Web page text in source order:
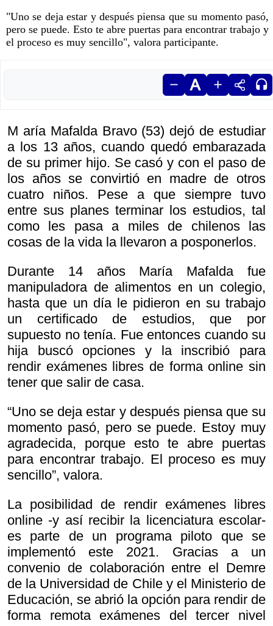
"Uno se deja estar y después piensa que su momento pasó,
pero se puede. Esto te abre puertas para encontrar trabajo y
el proceso es muy sencillo", valora participante.
M aría Mafalda Bravo (53) dejó de estudiar
a los 13 años, cuando quedó embarazada
de su primer hijo. Se casó y con el paso de
los años se convirtió en madre de otros
cuatro niños. Pese a que siempre tuvo
entre sus planes terminar los estudios, tal
como les pasa a miles de chilenos las
cosas de la vida la llevaron a posponerlos.
Durante 14 años María Mafalda fue
manipuladora de alimentos en un colegio,
hasta que un día le pidieron en su trabajo
un certificado de estudios, que por
supuesto no tenía. Fue entonces cuando su
hija buscó opciones y la inscribió para
rendir exámenes libres de forma online sin
tener que salir de casa.
“Uno se deja estar y después piensa que su
momento pasó, pero se puede. Estoy muy
agradecida, porque esto te abre puertas
para encontrar trabajo. El proceso es muy
sencillo”, valora.
La posibilidad de rendir exámenes libres
online -y así recibir la licenciatura escolar-
es parte de un programa piloto que se
implementó este 2021. Gracias a un
convenio de colaboración entre el Demre
de la Universidad de Chile y el Ministerio de
Educación, se abrió la opción para rendir de
forma remota exámenes del tercer nivel